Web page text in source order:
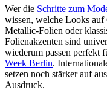
Wer die Schritte zum
wissen, welche Looks auf
Metallic-Folien oder
Folienakzenten sind
wiederum passen perfekt
Week Berlin.
setzen noch stärker auf
Ausdruck.